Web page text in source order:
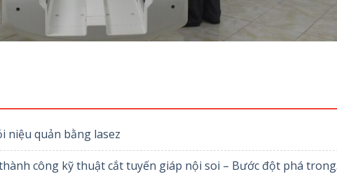
niệu quản bằng lasez
công kỹ thuật cắt tuyến giáp nội soi – Bước đột phá trong